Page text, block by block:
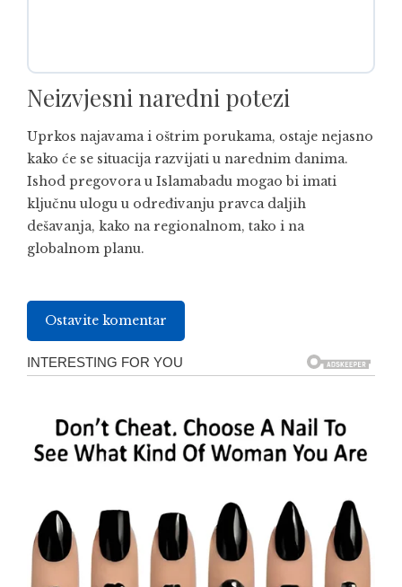
Neizvjesni naredni potezi
Uprkos najavama i oštrim porukama, ostaje nejasno
kako će se situacija razvijati u narednim danima.
Ishod pregovora u Islamabadu mogao bi imati
ključnu ulogu u određivanju pravca daljih
dešavanja, kako na regionalnom, tako i na
globalnom planu.
Ostavite komentar